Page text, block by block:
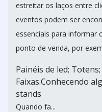
estreitar os laços entre
eventos podem ser
essenciais para informar
ponto de venda, por
Painéis de led;
Faixas.Conhecendo
stands
Quando fa...